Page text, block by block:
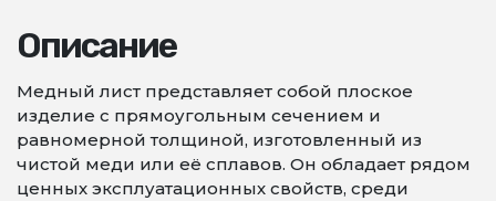
Описание
Медный лист представляет собой плоское
изделие с прямоугольным сечением и
равномерной толщиной, изготовленный из
чистой меди или её сплавов. Он обладает рядом
ценных эксплуатационных свойств, среди